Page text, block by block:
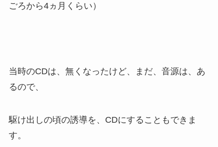
ごろから4ヵ月くらい）
当時のCDは、無くなったけど、まだ、音源は、あ
るので、
駆け出しの頃の誘導を、CDにすることもできま
す。